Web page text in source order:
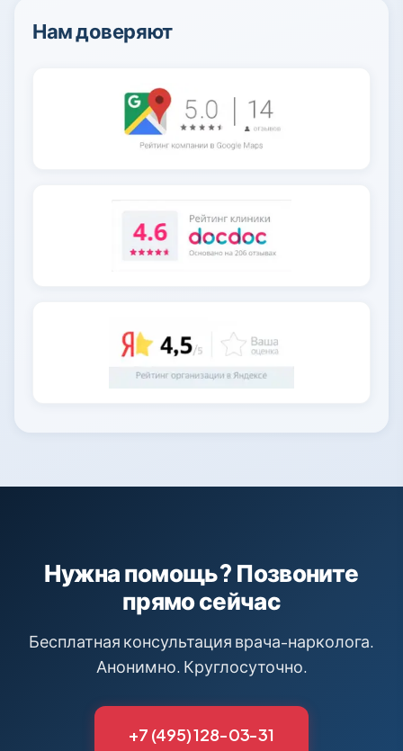
Нам доверяют
Нужна помощь? Позвоните
прямо сейчас
Бесплатная консультация врача-нарколога.
Анонимно. Круглосуточно.
+7 (495) 128-03-31